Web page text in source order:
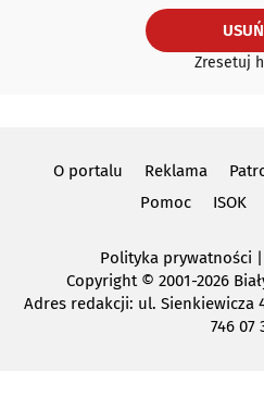
USUŃ
Zresetuj
O portalu Reklama
Pomoc
ISOK
Polityka prywatności
Copyright© 2001-2026
Adres redakcji: ul. Sienkiewicza
746 07